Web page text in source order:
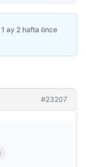
1 ay 2 hafta önce
#23207